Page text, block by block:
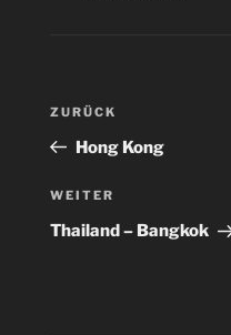
Vorheriger
Beitrag
ZURÜCK
Hong Kong
Nächster
Beitrag
WEITER
Thailand – Bangkok